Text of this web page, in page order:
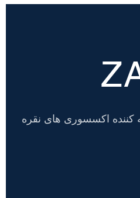
کننده اکسسوری های نقره